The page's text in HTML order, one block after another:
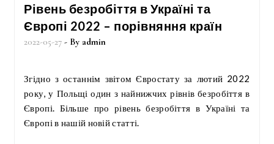
Рівень безробіття в Україні та
Європі 2022 – порівняння країн
2022-05-27 - By admin
Згідно з останнім звітом Євростату за лютий 2022
року, у Польщі один з найнижчих рівнів безробіття в
Європі. Більше про рівень безробіття в Україні та
Європі в нашій новій статті.